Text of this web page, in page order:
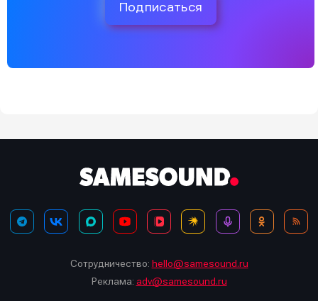
Подписаться
Сотрудничество: hello@samesound.ru
Реклама: adv@samesound.ru